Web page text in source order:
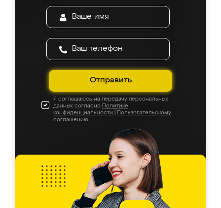
Отправить
Я соглашаюсь на передачу персональных
данных согласно Политике
конфиденциальности
Пользовательскому
соглашению